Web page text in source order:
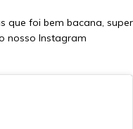
que foi bem bacana, super
nosso Instagram